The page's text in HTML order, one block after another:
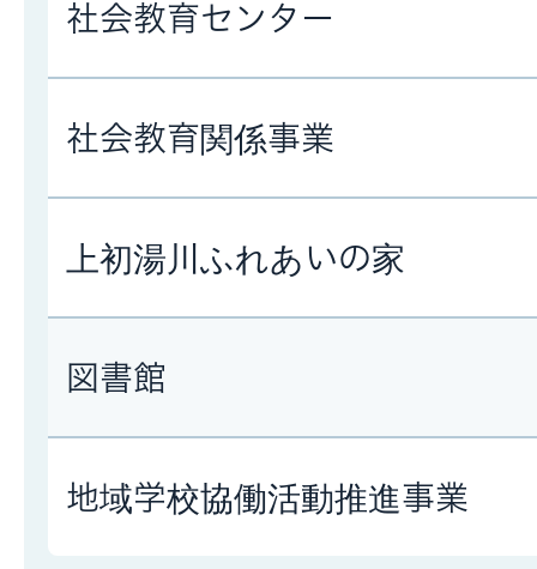
社会教育センター
社会教育関係事業
上初湯川ふれあいの家
図書館
地域学校協働活動推進事業